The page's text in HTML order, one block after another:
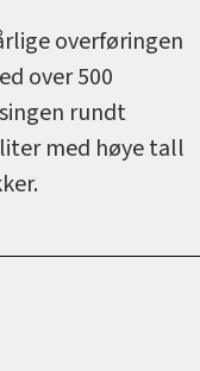
overføringen
over 500
rundt
med høye tall